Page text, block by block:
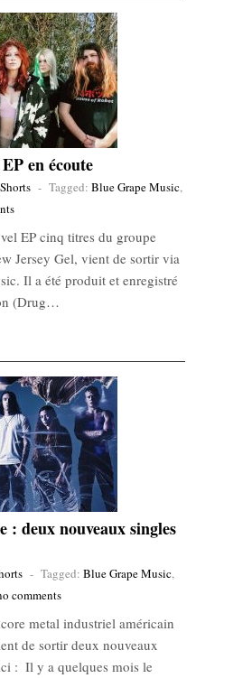
en écoute
Shorts - Tagged: Blue Grape Music,
EP cinq titres du groupe
Jersey Gel, vient de sortir via
Il a été produit et enregistré
(Drug…
: deux nouveaux singles
- Tagged: Blue Grape Music,
comments
metal industriel américain
de sortir deux nouveaux
: Il y a quelques mois le